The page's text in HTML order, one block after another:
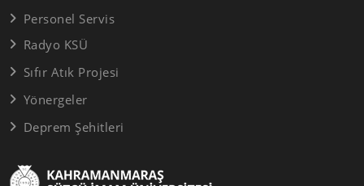
Personel Servis
Radyo KSÜ
Sıfır Atık Projesi
Yönergeler
Deprem Şehitleri